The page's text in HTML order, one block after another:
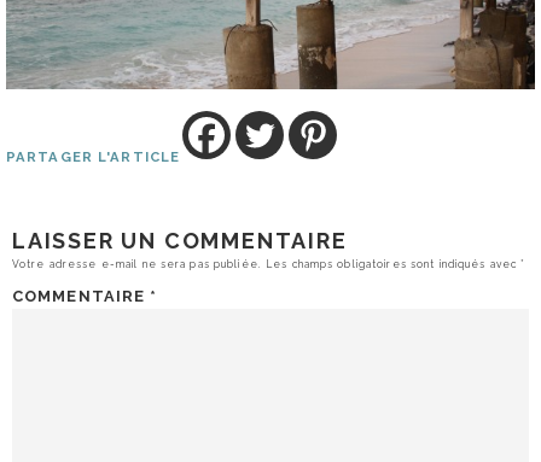
PARTAGER L'ARTICLE
LAISSER UN COMMENTAIRE
Votre adresse e-mail ne sera pas publiée. Les champs obligatoires sont indiqués avec*
COMMENTAIRE *